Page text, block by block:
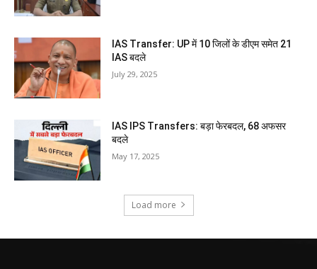
IAS Transfer: UP में 10 जिलों के डीएम समेत 21
IAS बदले
July 29, 2025
IAS IPS Transfers: बड़ा फेरबदल, 68 अफसर
बदले
May 17, 2025
Load more